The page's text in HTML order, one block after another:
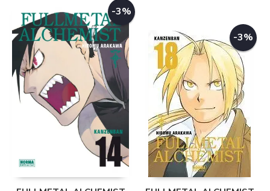
-3%
-3%